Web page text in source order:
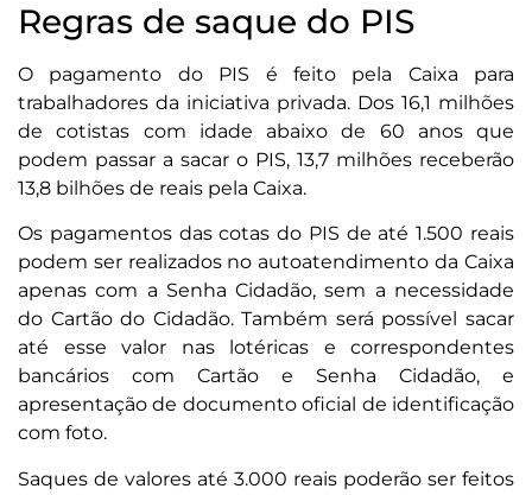
Regras de saque do PIS
O pagamento do PIS é feito pela Caixa para
trabalhadores da iniciativa privada. Dos 16,1 milhões
de cotistas com idade abaixo de 60 anos que
podem passar a sacar o PIS, 13,7 milhões receberão
13,8 bilhões de reais pela Caixa.
Os pagamentos das cotas do PIS de até 1.500 reais
podem ser realizados no autoatendimento da Caixa
apenas com a Senha Cidadão, sem a necessidade
do Cartão do Cidadão. Também será possível sacar
até esse valor nas lotéricas e correspondentes
bancários com Cartão e Senha Cidadão, e
apresentação de documento oficial de identificação
com foto.
Saques de valores até 3.000 reais poderão ser feitos